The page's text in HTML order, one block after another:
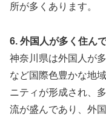
所が多くあります。
6. 外国人が多く住ん
神奈川県は外国人が
など国際色豊かな地
ニティが形成され、
流が盛んであり、外